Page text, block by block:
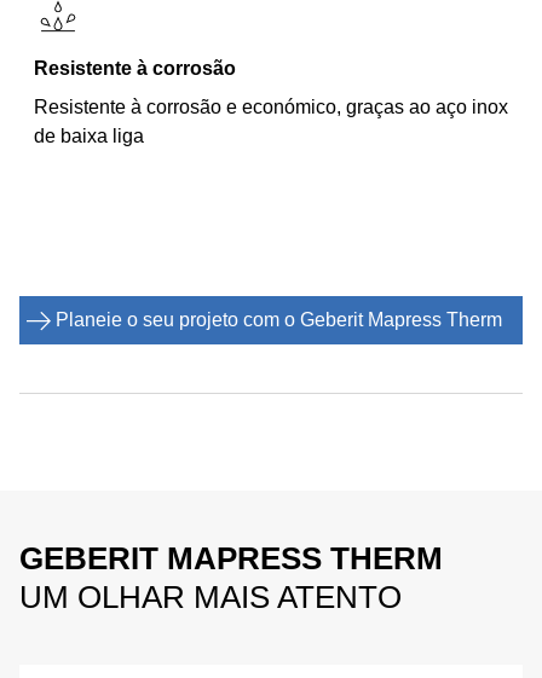
Resistente à corrosão
Resistente à corrosão e económico, graças ao aço inox
de baixa liga
Planeie o seu projeto com o Geberit Mapress Therm
GEBERIT MAPRESS THERM
UM OLHAR MAIS ATENTO